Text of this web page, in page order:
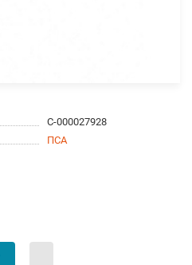
С-000027928
ПСА